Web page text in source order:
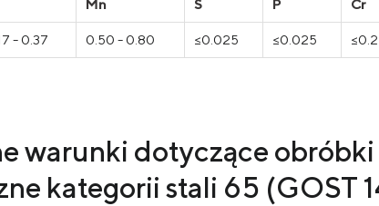
Mn S P Cr
- 0.37 0.50 - 0.80 ≤0.025 ≤0.025
warunki dotyczące
kategorii stali 65 (GOST